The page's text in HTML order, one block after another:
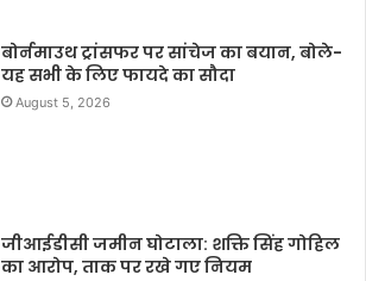
बोर्नमाउथ ट्रांसफर पर सांचेज का बयान, बोले-
यह सभी के लिए फायदे का सौदा
August 5, 2026
जीआईडीसी जमीन घोटाला: शक्ति सिंह गोहिल
का आरोप, ताक पर रखे गए नियम